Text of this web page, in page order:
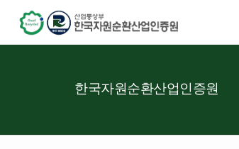
한국자원순환산업인증원